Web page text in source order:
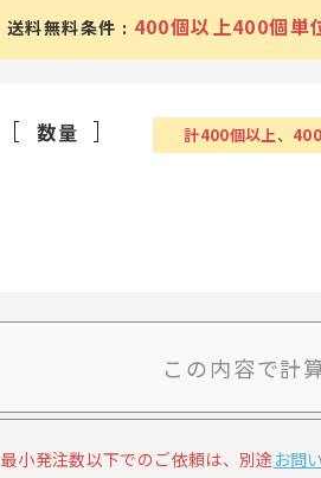
送料無料条件 : 400個以上400個単
数量 計400個以上、
この内容で計
最小発注数以下でのご依頼は、別途 お問